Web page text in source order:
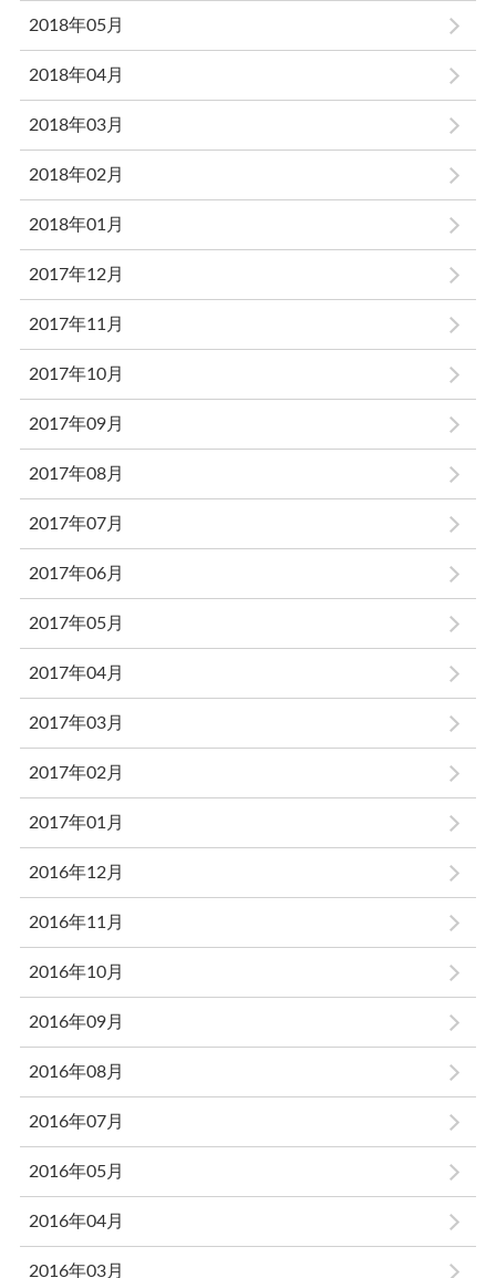
2018年05月
2018年04月
2018年03月
2018年02月
2018年01月
2017年12月
2017年11月
2017年10月
2017年09月
2017年08月
2017年07月
2017年06月
2017年05月
2017年04月
2017年03月
2017年02月
2017年01月
2016年12月
2016年11月
2016年10月
2016年09月
2016年08月
2016年07月
2016年05月
2016年04月
2016年03月